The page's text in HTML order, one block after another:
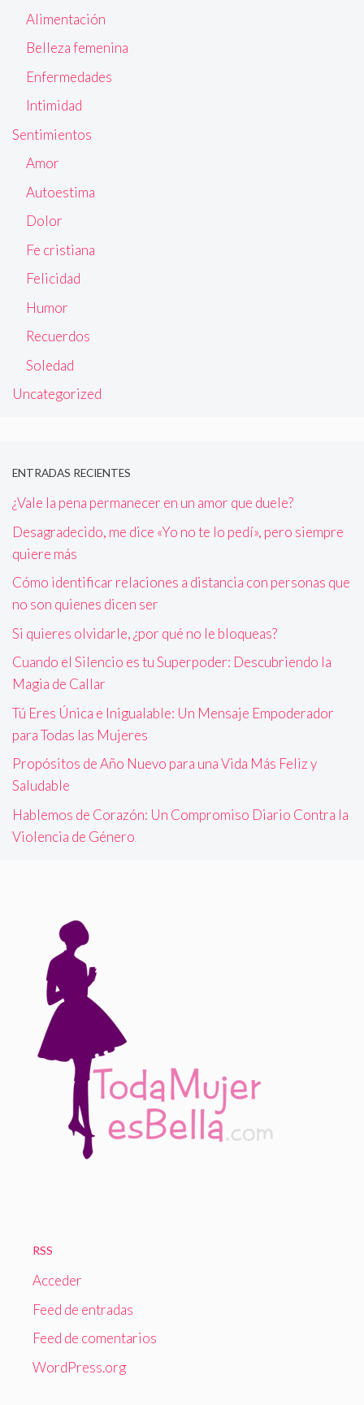
Alimentación
Belleza femenina
Enfermedades
Intimidad
Sentimientos
Amor
Autoestima
Dolor
Fe cristiana
Felicidad
Humor
Recuerdos
Soledad
Uncategorized
ENTRADAS RECIENTES
¿Vale la pena permanecer en un amor que duele?
Desagradecido, me dice «Yo no te lo pedí», pero siempre
quiere más
Cómo identificar relaciones a distancia con personas que
no son quienes dicen ser
Si quieres olvidarle, ¿por qué no le bloqueas?
Cuando el Silencio es tu Superpoder: Descubriendo la
Magia de Callar
Tú Eres Única e Inigualable: Un Mensaje Empoderador
para Todas las Mujeres
Propósitos de Año Nuevo para una Vida Más Feliz y
Saludable
Hablemos de Corazón: Un Compromiso Diario Contra la
Violencia de Género
RSS
Acceder
Feed de entradas
Feed de comentarios
WordPress.org